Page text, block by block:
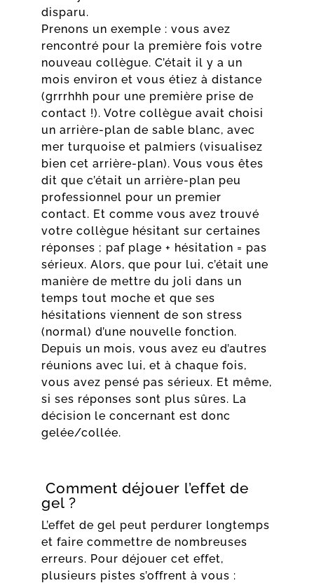
disparu.
Prenons un exemple : vous avez
rencontré pour la première fois votre
nouveau collègue. C’était il y a un
mois environ et vous étiez à distance
(grrrhhh pour une première prise de
contact !). Votre collègue avait choisi
un arrière-plan de sable blanc, avec
mer turquoise et palmiers (visualisez
bien cet arrière-plan). Vous vous êtes
dit que c’était un arrière-plan peu
professionnel pour un premier
contact. Et comme vous avez trouvé
votre collègue hésitant sur certaines
réponses ; paf plage + hésitation = pas
sérieux. Alors, que pour lui, c’était une
manière de mettre du joli dans un
temps tout moche et que ses
hésitations viennent de son stress
(normal) d’une nouvelle fonction.
Depuis un mois, vous avez eu d’autres
réunions avec lui, et à chaque fois,
vous avez pensé pas sérieux. Et même,
si ses réponses sont plus sûres. La
décision le concernant est donc
gelée/collée.
Comment déjouer l’effet de
gel ?
L’effet de gel peut perdurer longtemps
et faire commettre de nombreuses
erreurs. Pour déjouer cet effet,
plusieurs pistes s’offrent à vous :